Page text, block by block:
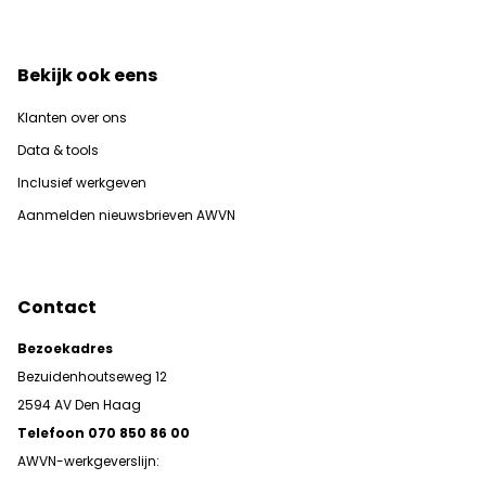
Bekijk ook eens
Klanten over ons
Data & tools
Inclusief werkgeven
Aanmelden nieuwsbrieven AWVN
Contact
Bezoekadres
Bezuidenhoutseweg 12
2594 AV Den Haag
Telefoon 070 850 86 00
AWVN-werkgeverslijn: